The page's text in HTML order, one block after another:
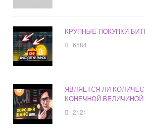
КРУПНЫЕ ПОКУПКИ
6584
ЯВЛЯЕТСЯ ЛИ
КОНЕЧНОЙ ВЕЛИЧИНОЙ
2121